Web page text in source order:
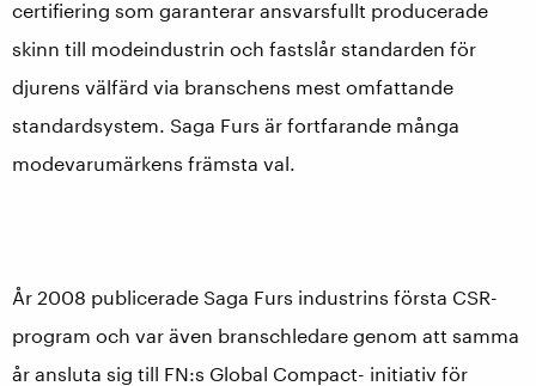
certifiering som garanterar ansvarsfullt producerade
skinn till modeindustrin och fastslår standarden för
djurens välfärd via branschens mest omfattande
standardsystem. Saga Furs är fortfarande många
modevarumärkens främsta val.
År 2008 publicerade Saga Furs industrins första CSR-
program och var även branschledare genom att samma
år ansluta sig till FN:s Global Compact- initiativ för